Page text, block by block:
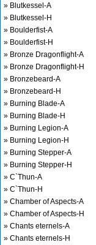
» Blutkessel-A
» Blutkessel-H
» Boulderfist-A
» Boulderfist-H
» Bronze Dragonflight-A
» Bronze Dragonflight-H
» Bronzebeard-A
» Bronzebeard-H
» Burning Blade-A
» Burning Blade-H
» Burning Legion-A
» Burning Legion-H
» Burning Stepper-A
» Burning Stepper-H
» C`Thun-A
» C`Thun-H
» Chamber of Aspects-A
» Chamber of Aspects-H
» Chants eternels-A
» Chants eternels-H